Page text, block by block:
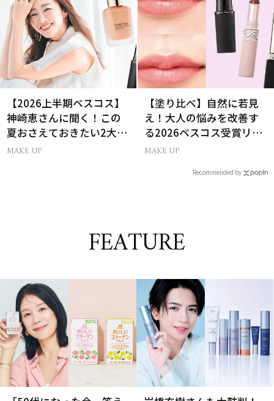
【2026上半期ベスコス】
神崎恵さんに聞く！この
夏おさえておきたい2大メ
イクトレンド
MAKE UP
【塗り比べ】自然に若見
え！大人の悩みを改善す
る2026ベスコス受賞リッ
プTOP3
MAKE UP
Recommended by
FEATURE